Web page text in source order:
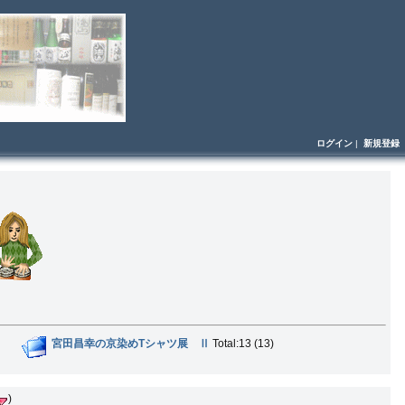
ログイン | 新規登録
宮田昌幸の京染めTシャツ展 Ⅱ Total:13 (13)
)